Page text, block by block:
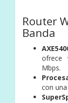
Router
Banda
ofrece
Mbps.
con una